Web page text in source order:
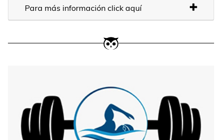
Para más información click aquí